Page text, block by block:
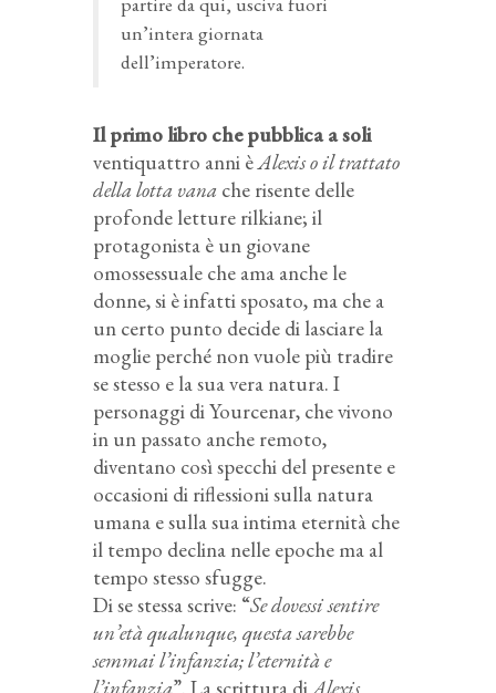
un’intera giornata
dell’imperatore.
Il primo libro che pubblica a soli
ventiquattro anni èAlexis o il trattato
della lotta vana che risente delle
profonde letture rilkiane; il
protagonista è un giovane
omossessuale che ama anche le
donne, si è infatti sposato, ma che a
un certo punto decide di lasciare la
moglie perché non vuole più tradire
se stesso e la sua vera natura. I
personaggi di Yourcenar, che vivono
in un passato anche remoto,
diventano così specchi del presente e
occasioni di riflessioni sulla natura
umana e sulla sua intima eternità che
il tempo declina nelle epoche ma al
tempo stesso sfugge.
Di se stessa scrive: “Se dovessi sentire
un’età qualunque, questa sarebbe
semmai l’infanzia; l’eternità e
l’infanzia”. La scrittura diAlexis